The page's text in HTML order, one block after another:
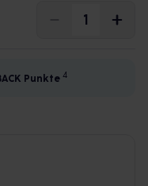
Punkte 4